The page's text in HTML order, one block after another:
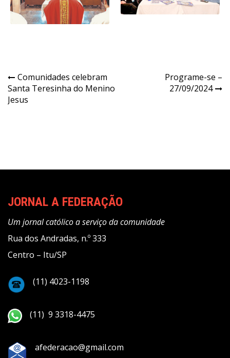
Navegação
de
Comunidades celebram
Santa Teresinha do Menino
Jesus
Programe-se –
27/09/2024
JORNAL A FEDERAÇÃO
Um jornal católico a serviço da comunidade
Rua dos Andradas, n.º 333
Centro – Itu/SP
(11) 4023-1198
(11) 9 3318-4475
afederacao@gmail.com